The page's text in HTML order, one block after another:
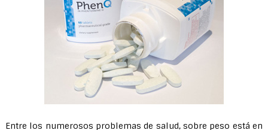
Entre los numerosos problemas de salud, sobre peso está en